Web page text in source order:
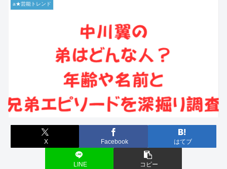
a★芸能トレンド
X Facebook はてブ
LINE コピー